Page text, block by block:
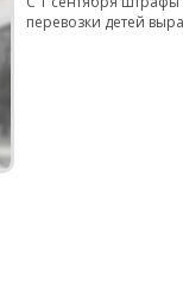
перевозки детей